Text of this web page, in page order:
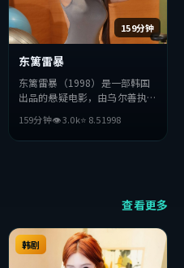
159分钟
东篱雷暴
东篱雷暴（1998）是一部韩国
出品的悬疑电影，由乌尔善执
夫木聪等主演。影片在叙事与视
听上力求突破，探讨人性与抉
159分钟👁3.0k⭐ 8.51998
查看更多
韩剧